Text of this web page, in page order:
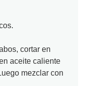
cortar en
aceite caliente
mezclar con